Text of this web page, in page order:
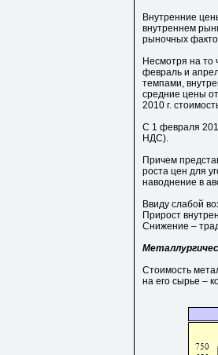
Внутренние
внутреннем
рыночных
Несмотря на то
февраль и
темпами,
средние цены
2010 г.
С 1 февраля
НДС).
Причем
роста цен для
наводнение в
Ввиду слабой
Прирост
Снижение –
Стоимость
на его сырье –